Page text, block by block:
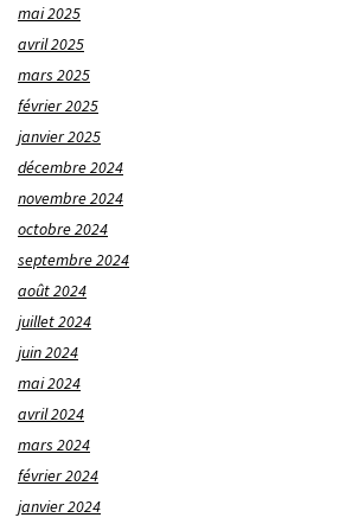
mai 2025
avril 2025
mars 2025
février 2025
janvier 2025
décembre 2024
novembre 2024
octobre 2024
septembre 2024
août 2024
juillet 2024
juin 2024
mai 2024
avril 2024
mars 2024
février 2024
janvier 2024